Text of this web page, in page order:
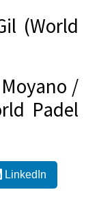
(World
/
Padel
LinkedIn